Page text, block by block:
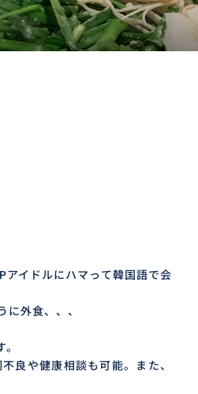
イドルにハマって韓国語で会
外食、、、
良や健康相談も可能。また、